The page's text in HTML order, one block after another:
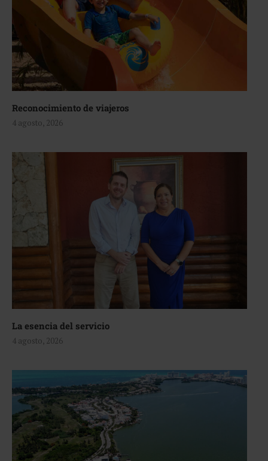
Reconocimiento de viajeros
4 agosto, 2026
La esencia del servicio
4 agosto, 2026